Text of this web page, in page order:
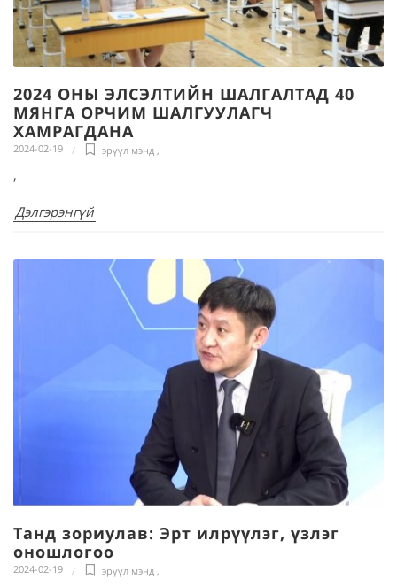
2024 ОНЫ ЭЛСЭЛТИЙН ШАЛГАЛТАД 40
МЯНГА ОРЧИМ ШАЛГУУЛАГЧ
ХАМРАГДАНА
2024-02-19 эрүүл мэнд ,
,
Дэлгэрэнгүй
Танд зориулав: Эрт илрүүлэг, үзлэг
оношлогоо
2024-02-19 эрүүл мэнд ,